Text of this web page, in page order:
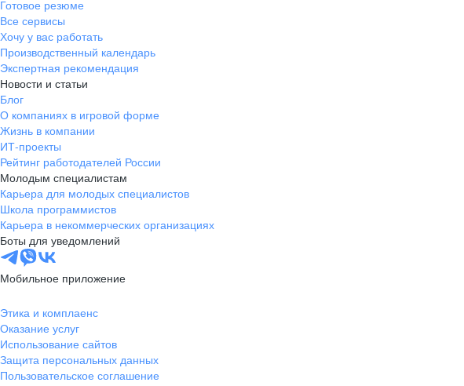
Готовое резюме
Все сервисы
Хочу у вас работать
Производственный календарь
Экспертная рекомендация
Новости и статьи
Блог
О компаниях в игровой форме
Жизнь в компании
ИТ-проекты
Рейтинг работодателей России
Молодым специалистам
Карьера для молодых специалистов
Школа программистов
Карьера в некоммерческих организациях
Боты для уведомлений
Мобильное приложение
Этика и комплаенс
Оказание услуг
Использование сайтов
Защита персональных данных
Пользовательское соглашение